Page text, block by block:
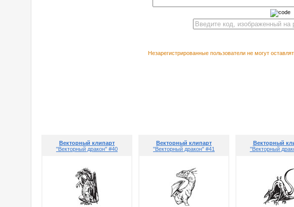
Незарегистрированные пользователи не могут
Векторный клипарт
"Векторный дракон" #40
Векторный клипарт
"Векторный дракон" #41
Векторный
"Векторный